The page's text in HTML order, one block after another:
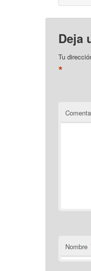
Deja
Tu
*
Nombre